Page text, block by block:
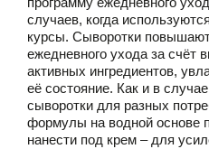
случаев, когда
курсы. Сыворотки
ежедневного ухода за счёт
активных ингредиентов,
её состояние. Как и в
сыворотки для разных
формулы на водной основе
нанести под крем – для